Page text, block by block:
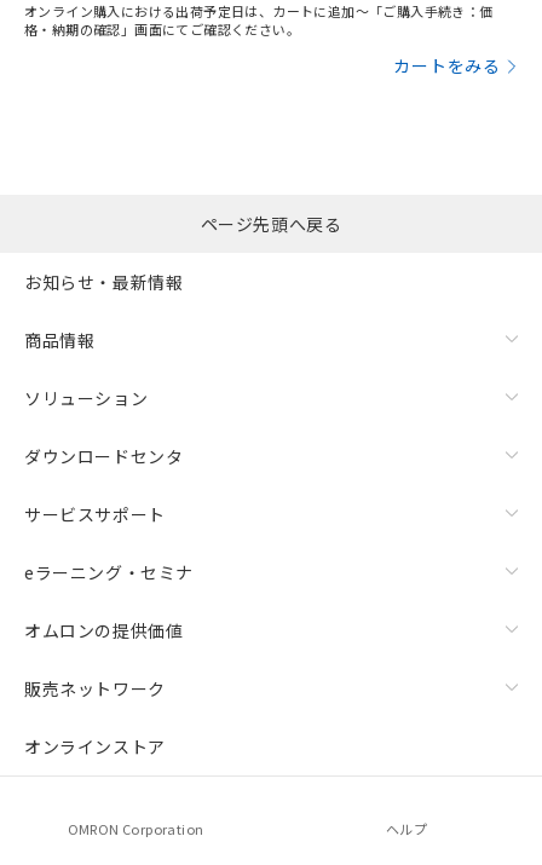
オンライン購入における出荷予定日は、カートに追加～「ご購入手続き：価
格・納期の確認」画面にてご確認ください。
カートをみる
ページ先頭へ戻る
お知らせ・最新情報
商品情報
ソリューション
ダウンロードセンタ
サービスサポート
eラーニング・セミナ
オムロンの提供価値
販売ネットワーク
オンラインストア
OMRON Corporation ヘルプ